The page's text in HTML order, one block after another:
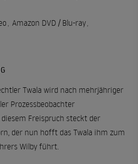
, Amazon DVD / Blu-ray,
Twala wird nach mehrjähriger
Prozessbeobachter
Freispruch steckt der
der nun hofft das Twala ihm zum
Wilby führt.